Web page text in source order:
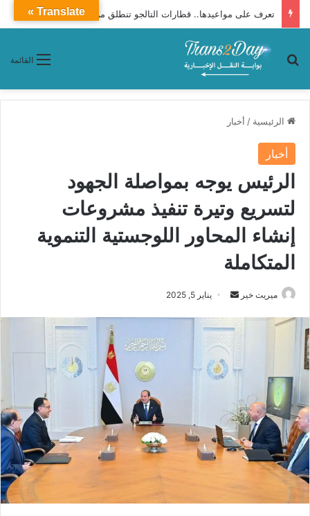
تعرف على مواعيدها.. قطارات التالجو تنطلق من الإسكندرية إلى القاهرة يوميًا
القائمة بحث عن
الرئيسية / أخبار
أخبار
الرئيس يوجه بمواصلة الجهود
لتسريع وتيرة تنفيذ مشروعات
إنشاء المحاور اللوجستية التنموية
المتكاملة
ميريت خير
س
ل
ر
د
ا
إ
يناير 5, 2025
Translate »